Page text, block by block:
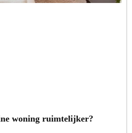
woning ruimtelijker?